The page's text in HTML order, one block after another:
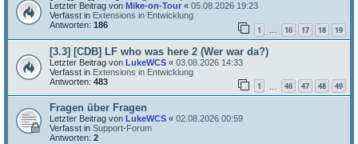
Letzter Beitrag von Mike-on-Tour « 05.08.2026 19:23
Verfasst in Extensions in Entwicklung
Antworten: 186 1 … 16 17 18 19
[3.3] [CDB] LF who was here 2 (Wer war da?)
Letzter Beitrag von LukeWCS « 03.08.2026 14:33
Verfasst in Extensions in Entwicklung
Antworten: 483 1 46 47 48 49
Fragen über Fragen
Letzter Beitrag von LukeWCS « 02.08.2026 00:59
Verfasst in Support-Forum
Antworten: 2